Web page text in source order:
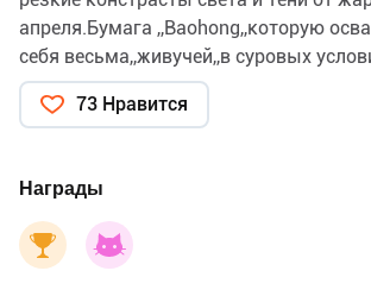
апреля.Бумага ,,Baohong,,которую
себя весьма,,живучей,,в суровых
погоды.
73 Нравится
Награды